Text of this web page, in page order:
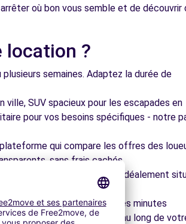
où bon vous semble et de découvrir
location ?
semaines. Adaptez la durée de
SUV spacieux pour les escapades en
pour vos besoins spécifiques - notre
qui compare les offres des
sans frais cachés.
agences partenaires, idéalement
votre séjour.
votre véhicule en quelques minutes
et vous accompagner tout au long de